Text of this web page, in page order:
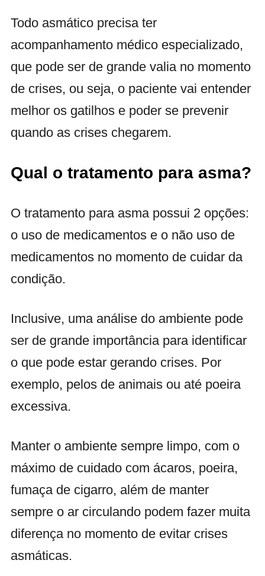
Todo asmático precisa ter
acompanhamento médico especializado,
que pode ser de grande valia no momento
de crises, ou seja, o paciente vai entender
melhor os gatilhos e poder se prevenir
quando as crises chegarem.
Qual o tratamento para asma?
O tratamento para asma possui 2 opções:
o uso de medicamentos e o não uso de
medicamentos no momento de cuidar da
condição.
Inclusive, uma análise do ambiente pode
ser de grande importância para identificar
o que pode estar gerando crises. Por
exemplo, pelos de animais ou até poeira
excessiva.
Manter o ambiente sempre limpo, com o
máximo de cuidado com ácaros, poeira,
fumaça de cigarro, além de manter
sempre o ar circulando podem fazer muita
diferença no momento de evitar crises
asmáticas.